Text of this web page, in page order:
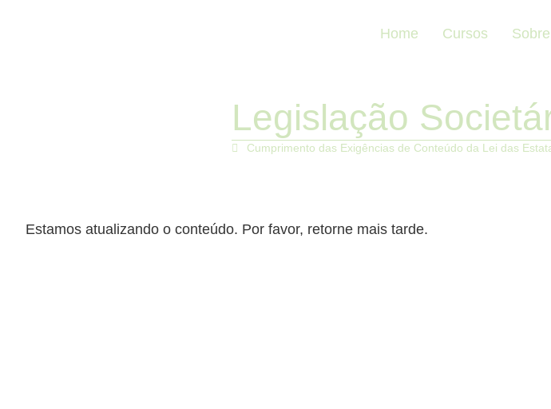
Home Cursos
Legislação
Cumprimento das Exigências de Conteúdo da Lei das
Estamos atualizando o conteúdo. Por favor, retorne mais tarde.